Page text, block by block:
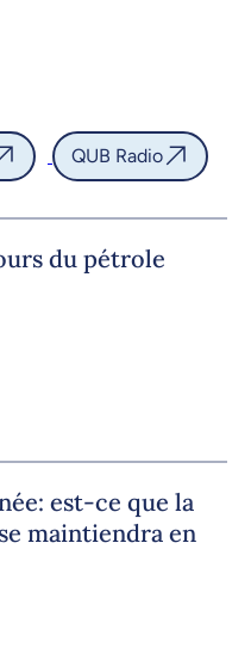
QUB Radio
du pétrole
est-ce que la
maintiendra en